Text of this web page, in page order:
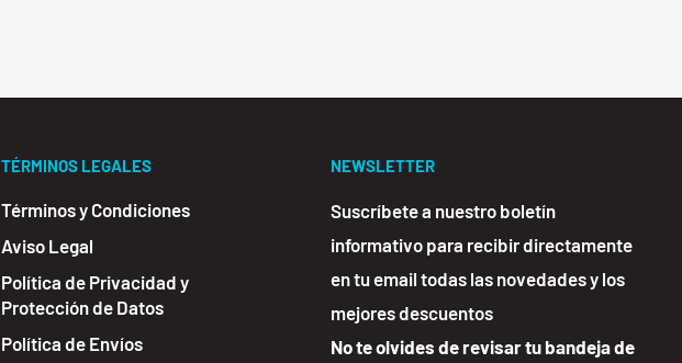
TÉRMINOS LEGALES
Términos y Condiciones
Aviso Legal
Política de Privacidad y
Protección de Datos
Política de Envíos
NEWSLETTER
Suscríbete a nuestro boletín
informativo para recibir directamente
en tu email todas las novedades y los
mejores descuentos
No te olvides de revisar tu bandeja de